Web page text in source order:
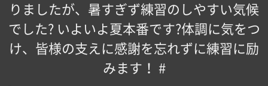
りましたが、暑すぎず練習のしやすい気候
でした? いよいよ夏本番です?体調に気をつ
け、皆様の支えに感謝を忘れずに練習に励
みます！ #